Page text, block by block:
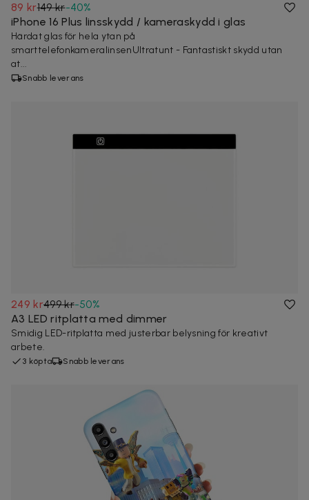
89 kr149 kr-40%
iPhone 16 Plus linsskydd / kameraskydd i glas
Härdat glas för hela ytan på
smarttelefonkameralinsenUltratunt - Fantastiskt skydd utan
at...
Snabb leverans
249 kr499 kr-50%
A3 LED ritplatta med dimmer
Smidig LED-ritplatta med justerbar belysning för kreativt
arbete.
3 köpta Snabb leverans